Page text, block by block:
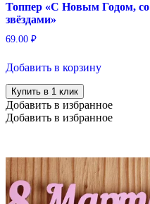
Топпер «С Новым Годом, со
звёздами»
69.00 ₽
Добавить в корзину
Купить в 1 клик
Добавить в избранное
Добавить в избранное